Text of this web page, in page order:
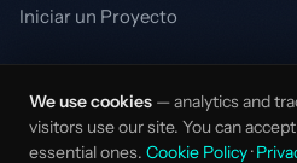
Iniciar un Proyecto
We use cookies — analytics and
visitors use our site. You can
essential ones. Cookie Policy·